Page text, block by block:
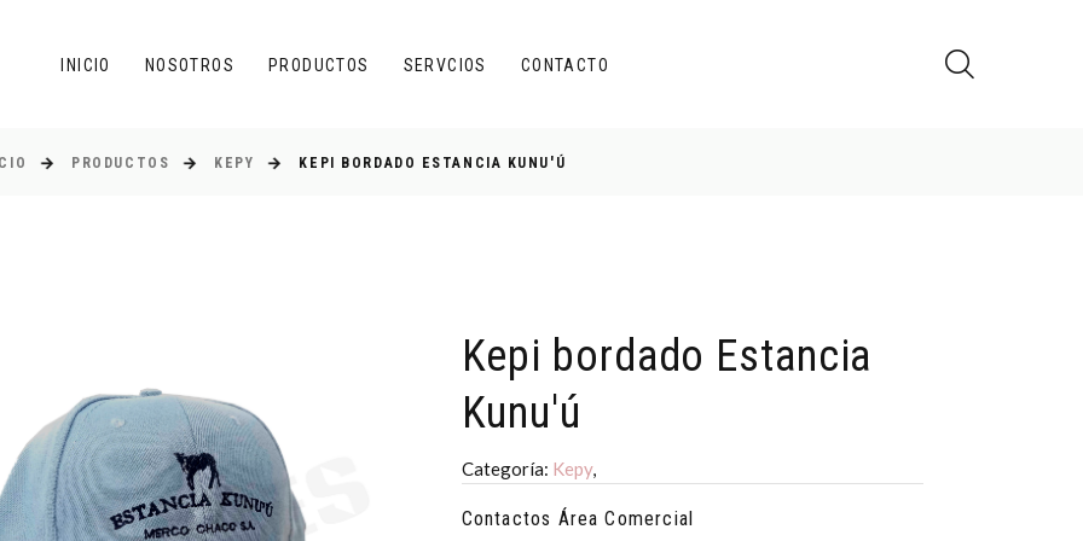
INICIO NOSOTROS PRODUCTOS SERVCIOS CONTACTO
PRODUCTOS KEPY KEPI BORDADO ESTANCIA KUNU'Ú
Kepi bordado Estancia
Kunu'ú
Categoría: Kepy,
Contactos Área Comercial